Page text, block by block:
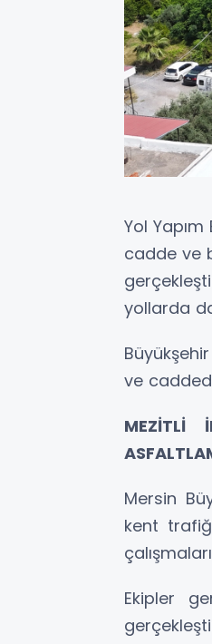
Yol
cadde ve
yollarda
ve
MEZİTLİ
Mersin
kent
Ekipler